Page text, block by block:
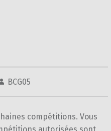
BCG05
compétitions. Vous